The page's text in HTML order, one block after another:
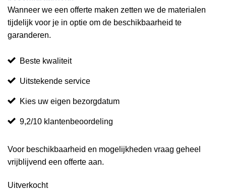
Wanneer we een offerte maken zetten we de materialen
tijdelijk voor je in optie om de beschikbaarheid te
garanderen.
Beste kwaliteit
Uitstekende service
Kies uw eigen bezorgdatum
9,2/10 klantenbeoordeling
Voor beschikbaarheid en mogelijkheden vraag geheel
vrijblijvend een offerte aan.
Uitverkocht